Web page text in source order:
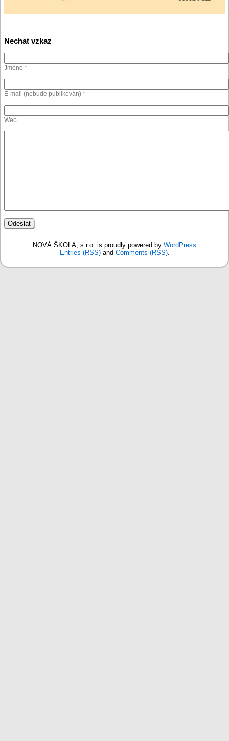
Nechat vzkaz
Jméno *
E-mail (nebude publikován) *
Web
NOVÁ ŠKOLA, s.r.o. is proudly powered by WordPress
Entries (RSS)and Comments (RSS).